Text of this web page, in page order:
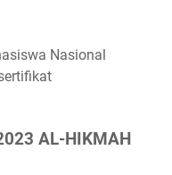
Nasional
AL-HIKMAH